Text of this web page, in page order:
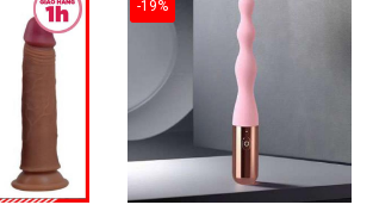
-19%